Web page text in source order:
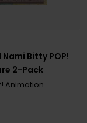
Bitty POP!
2-Pack
Animation